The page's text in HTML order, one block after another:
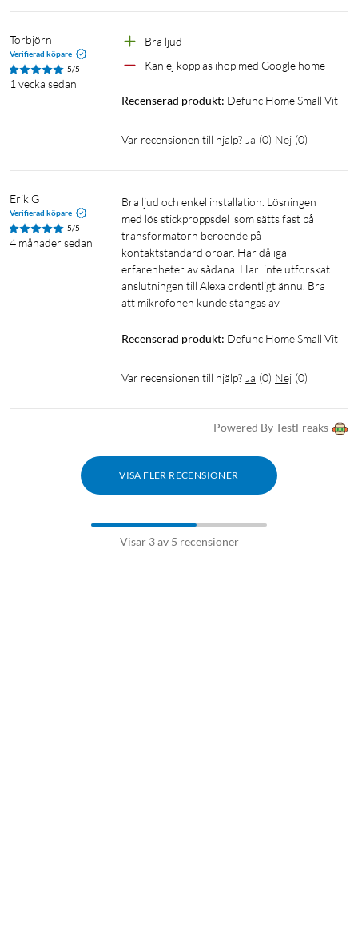
placera två högtalare cirka två meter från varandra.
Liten eller stor
HOME finns i två storlekar. Ett stort vardagsrum kan behöva
flera LARGE, medan ett barnrum klarar sig med en SMALL.
ljudlösningen för dig.
Rekommenderad rumstorlek: 5–30 m²
Total uteffekt: 40 W
Diskantstorlek: 19 mm (0,75")
Subwooferstorlek: 102 mm (4")
Frekvensomfång: 50–20 000 Hz
Strömförsörjning: 60 VA (W)
Vikt: 1,5 kg (endast högtalare)
Torbjörn
Verifierad köpare
5/5
1 vecka sedan
Bra ljud
Kan ej kopplas ihop med Google home
Recenserad produkt: Defunc Home Small Vit
Var recensionen till hjälp? Ja (0) Nej (0)
Erik G
Verifierad köpare
5/5
4 månader sedan
Bra ljud och enkel installation. Lösningen
med lös stickproppsdel  som sätts fast på
transformatorn beroende på
kontaktstandard oroar. Har dåliga
erfarenheter av sådana. Har  inte utforskat
anslutningen till Alexa ordentligt ännu. Bra
att mikrofonen kunde stängas av
Recenserad produkt: Defunc Home Small Vit
Var recensionen till hjälp? Ja (0) Nej (0)
Powered By TestFreaks
VISA FLER RECENSIONER
Visar 3 av 5 recensioner